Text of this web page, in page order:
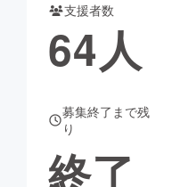
支援者数
64人
募集終了まで残
り
終了